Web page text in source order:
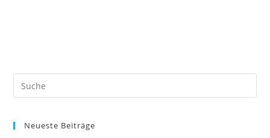
Neueste Beiträge